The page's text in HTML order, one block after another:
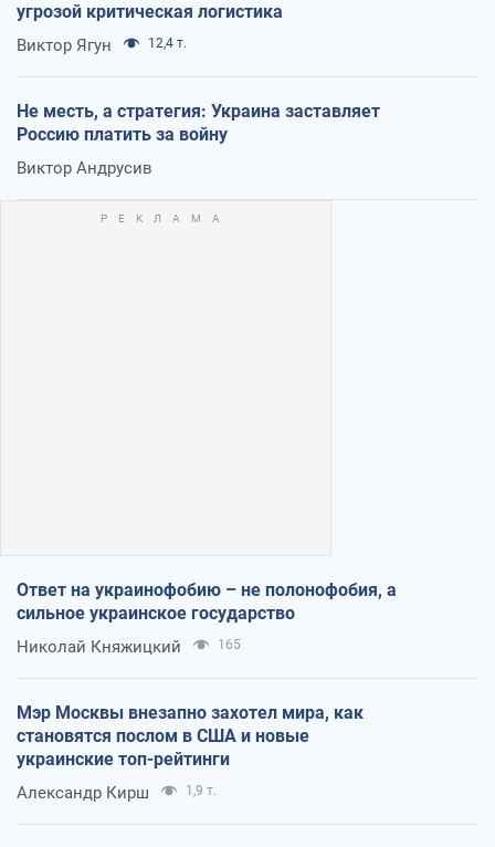
угрозой критическая логистика
Виктор Ягун 12,4 т.
Не месть, а стратегия: Украина заставляет
Россию платить за войну
Виктор Андрусив
Ответ на украинофобию – не полонофобия, а
сильное украинское государство
Николай Княжицкий 165
Мэр Москвы внезапно захотел мира, как
становятся послом в США и новые
украинские топ-рейтинги
Александр Кирш 1,9 т.